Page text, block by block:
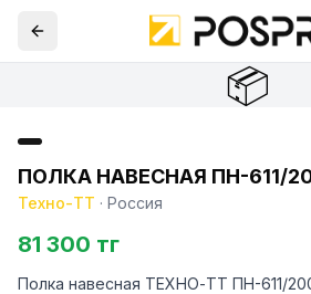
📦
ПОЛКА НАВЕСНАЯ ПН-611/
Техно-ТТ · Россия
81 300 тг
Полка навесная ТЕХНО-ТТ ПН-611/